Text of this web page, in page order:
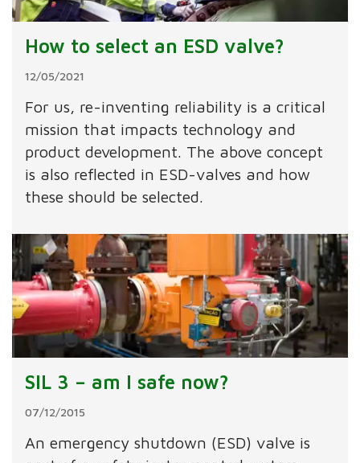
How to select an ESD valve?
12/05/2021
For us, re-inventing reliability is a critical
mission that impacts technology and
product development. The above concept
is also reflected in ESD-valves and how
these should be selected.
SIL 3 – am I safe now?
07/12/2015
An emergency shutdown (ESD) valve is